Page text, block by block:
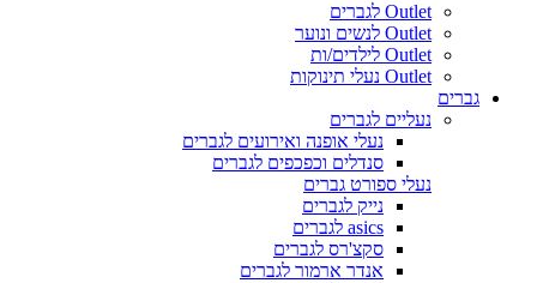
Outlet לגברים
Outlet לנשים ונוער
Outlet לילדים/ות
Outlet נעלי תינוקות
גברים
נעליים לגברים
נעלי אופנה ואירועים לגברים
סנדלים וכפכפים לגברים
נעלי ספורט גברים
נייק לגברים
asics לגברים
סקצ'רס לגברים
אנדר ארמור לגברים